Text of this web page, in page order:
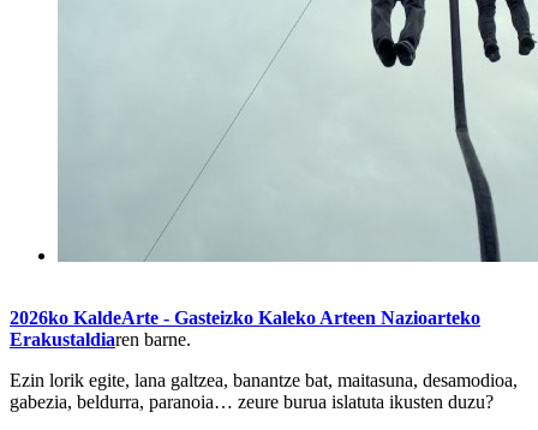
2026ko KaldeArte - Gasteizko Kaleko Arteen Nazioarteko
Erakustaldiaren barne.
Ezin lorik egite, lana galtzea, banantze bat, maitasuna, desamodioa,
gabezia, beldurra, paranoia… zeure burua islatuta ikusten duzu?